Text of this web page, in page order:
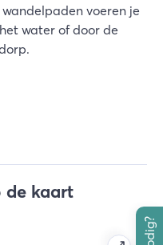
voeren je
water of door de
de kaart